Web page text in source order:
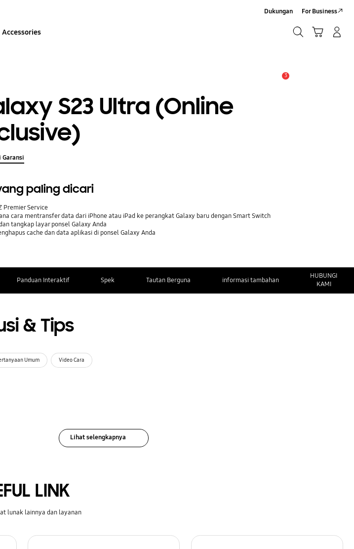
Accessories
Dukungan For Business
3
S23 Ultra (Online
paling dicari
Premier Service
cara mentransfer data dari iPhone atau iPad ke perangkat Galaxy baru dengan Smart Switch
tangkap layar ponsel Galaxy Anda
cache dan data aplikasi di ponsel Galaxy Anda
Panduan Interaktif Spek Tautan Berguna informasi tambahan
HUBUNGI
KAMI
& Tips
Umum Video Cara
Lihat selengkapnya
LINK
lunak lainnya dan layanan